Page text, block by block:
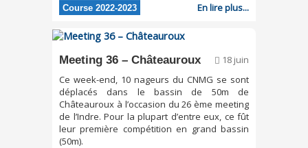
Course 2022-2023 En lire plus...
Meeting 36 – Châteauroux
18 juin
Ce week-end, 10 nageurs du CNMG se sont
déplacés dans le bassin de 50m de
Châteauroux à l’occasion du 26 ème meeting
de l’Indre. Pour la plupart d’entre eux, ce fût
leur première compétition en grand bassin
(50m).